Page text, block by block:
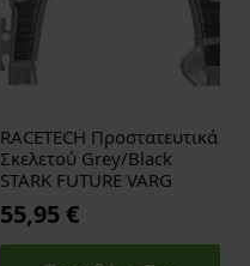
RACETECH Προστατευτικά
Σκελετού Grey/Black
STARK FUTURE VARG
55,95 €